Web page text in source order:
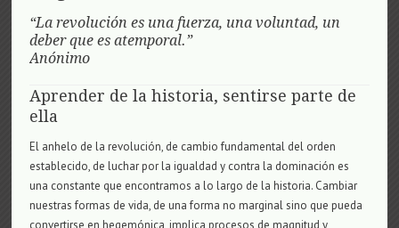
“La revolución es una fuerza, una voluntad, un
deber que es atemporal.”
Anónimo
Aprender de la historia, sentirse parte de
ella
El anhelo de la revolución, de cambio fundamental del orden
establecido, de luchar por la igualdad y contra la dominación es
una constante que encontramos a lo largo de la historia. Cambiar
nuestras formas de vida, de una forma no marginal sino que pueda
convertirse en hegemónica, implica procesos de magnitud y